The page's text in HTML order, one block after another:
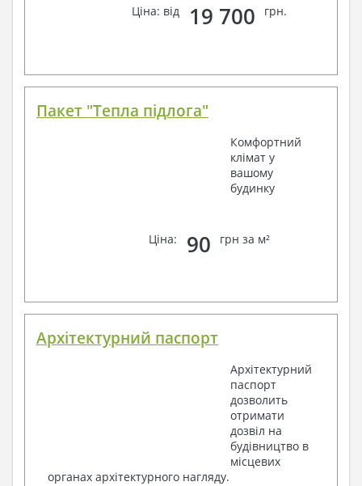
Ціна: від 19 700 грн.
Пакет "Тепла підлога"
Комфортний
клімат у
вашому
будинку
Ціна: 90 грн за м²
Архітектурний паспорт
Архітектурний
паспорт
дозволить
отримати
дозвіл на
будівництво в
місцевих
органах архітектурного нагляду.